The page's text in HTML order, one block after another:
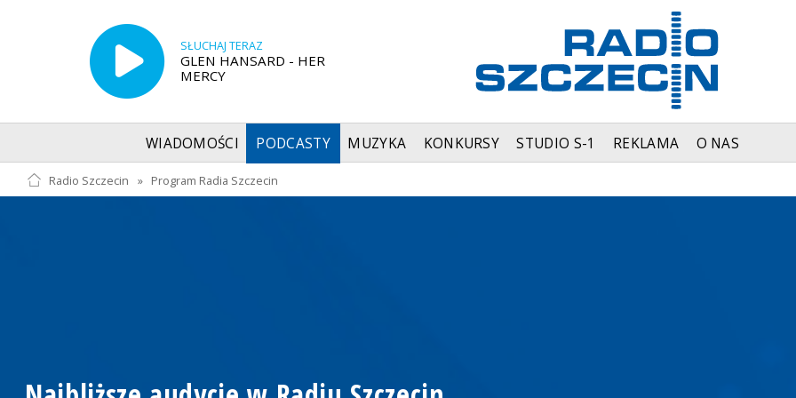
SŁUCHAJ TERAZ
GLEN HANSARD - HER
MERCY
WIADOMOŚCI PODCASTY MUZYKA KONKURSY STUDIO S-1 REKLAMA O NAS
Radio Szczecin » Program Radia Szczecin